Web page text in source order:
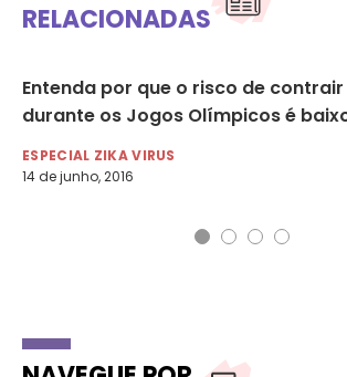
RELACIONADAS
Entenda por que o risco de
durante os Jogos Olímpicos é
ESPECIAL ZIKA VIRUS
14 de junho, 2016